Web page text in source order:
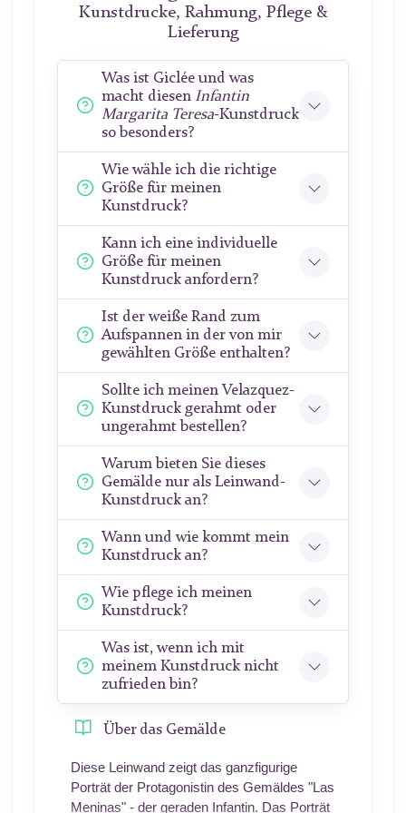
Kunstdrucke, Rahmung, Pflege &
Lieferung
Was ist Giclée und was
macht diesen Infantin
Margarita Teresa-Kunstdruck
so besonders?
Wie wähle ich die richtige
Größe für meinen
Kunstdruck?
Kann ich eine individuelle
Größe für meinen
Kunstdruck anfordern?
Ist der weiße Rand zum
Aufspannen in der von mir
gewählten Größe enthalten?
Sollte ich meinen Velazquez-
Kunstdruck gerahmt oder
ungerahmt bestellen?
Warum bieten Sie dieses
Gemälde nur als Leinwand-
Kunstdruck an?
Wann und wie kommt mein
Kunstdruck an?
Wie pflege ich meinen
Kunstdruck?
Was ist, wenn ich mit
meinem Kunstdruck nicht
zufrieden bin?
Über das Gemälde
Diese Leinwand zeigt das ganzfigurige
Porträt der Protagonistin des Gemäldes "Las
Meninas" - der geraden Infantin. Das Porträt